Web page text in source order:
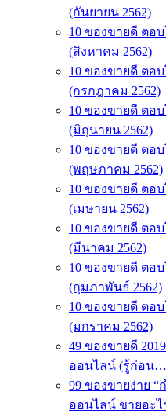
(กันยายน 2562)
10 ของขายดี ตอ
(สิงหาคม 2562)
10 ของขายดี ตอ
(กรกฎาคม 2562)
10 ของขายดี ตอ
(มิถุนายน 2562)
10 ของขายดี ตอ
(พฤษภาคม 2562)
10 ของขายดี ตอ
(เมษายน 2562)
10 ของขายดี ตอ
(มีนาคม 2562)
10 ของขายดี ตอ
(กุมภาพันธ์ 2562)
10 ของขายดี ตอ
(มกราคม 2562)
49 ของขายดี
ออนไลน์ (รู้ก่อน
99 ของขายง่าย
ออนไลน์ ขายอะไ